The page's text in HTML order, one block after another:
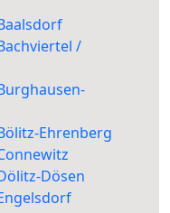
/
Ehrenberg
Dösen